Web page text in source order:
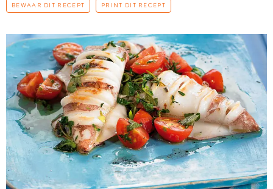
BEWAAR DIT RECEPT PRINT DIT RECEPT